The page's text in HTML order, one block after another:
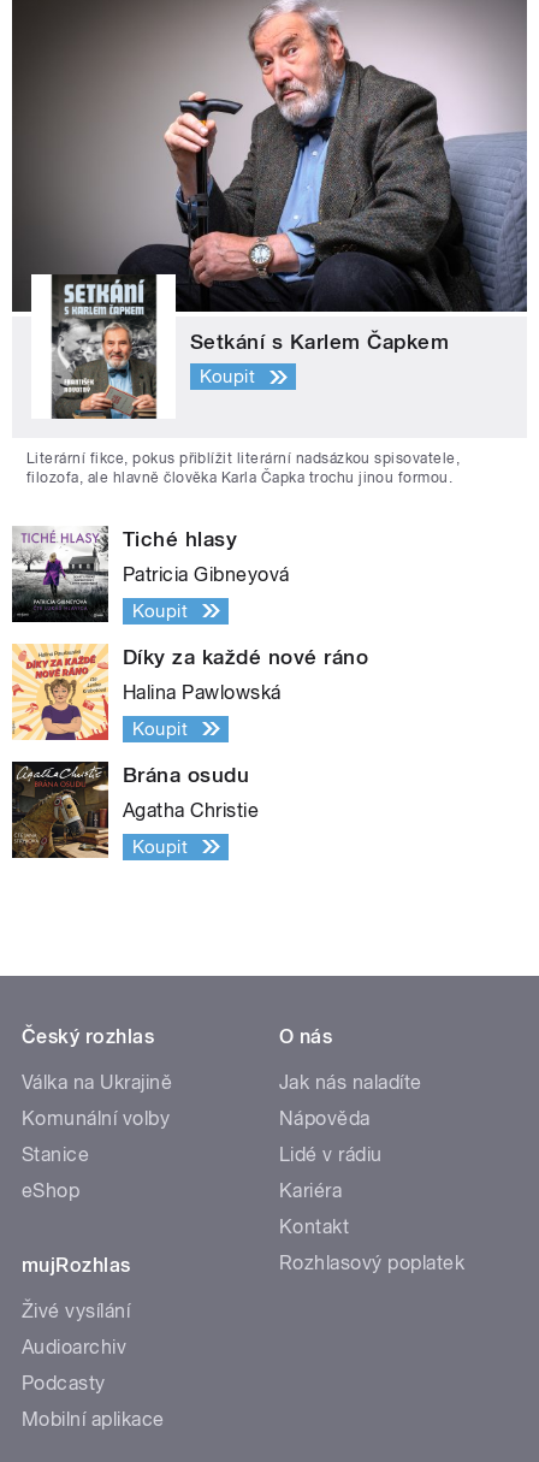
Setkání s Karlem Čapkem
Koupit
Literární fikce, pokus přiblížit literární nadsázkou spisovatele,
filozofa, ale hlavně člověka Karla Čapka trochu jinou formou.
Tiché hlasy
Patricia Gibneyová
Koupit
Díky za každé nové ráno
Halina Pawlowská
Koupit
Brána osudu
Agatha Christie
Koupit
Český rozhlas
Válka na Ukrajině
Komunální volby
Stanice
eShop
mujRozhlas
Živé vysílání
Audioarchiv
Podcasty
Mobilní aplikace
O nás
Jak nás naladíte
Nápověda
Lidé v rádiu
Kariéra
Kontakt
Rozhlasový poplatek